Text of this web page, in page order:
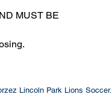
MUST BE
Lincoln Park Lions Soccer.